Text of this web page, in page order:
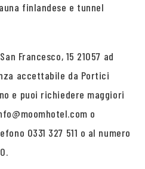
finlandese e tunnel
Francesco, 15 21057 ad
accettabile da Portici
e puoi richiedere maggiori
o
0331 327 511 o al numero